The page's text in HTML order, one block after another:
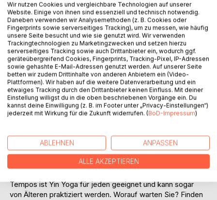
BESCHREIBUNG
Das vorliegende Buch widmet sich ganz dem Thema ,,Yin
Yoga''. Es richtet sich insbesondere an Yoga-Anfänger, die
sich für diesen passiven Stil interessieren und vorhaben,
sich darin auszuprobieren. Unter anderem wollen wir uns
mit dem Ursprung dieser besonders intensiven,
Sanfte, Passive verkörpert. Außerdem wollen wir uns mit
der Geschichte des Yin Yogas befassen. Paul Grilley gilt als
der Begründer des Yoga-Stils und Sarah Powers
Tempos ist Yin Yoga für jeden geeignet und kann sogar
von Älteren praktiziert werden. Worauf warten Sie? Finden
Wir nutzen Cookies und vergleichbare Technologien auf unserer
Website. Einige von ihnen sind essenziell und technisch notwendig.
Daneben verwenden wir Analysemethoden (z. B. Cookies oder
Fingerprints sowie serverseitiges Tracking), um zu messen, wie häufig
unsere Seite besucht und wie sie genutzt wird. Wir verwenden
Trackingtechnologien zu Marketingzwecken und setzen hierzu
serverseitiges Tracking sowie auch Drittanbieter ein, wodurch ggf.
geräteübergreifend Cookies, Fingerprints, Tracking-Pixel, IP-Adressen
sowie gehashte E-Mail-Adressen genutzt werden. Auf unserer Seite
betten wir zudem Drittinhalte von anderen Anbietern ein (Video-
Plattformen). Wir haben auf die weitere Datenverarbeitung und ein
etwaiges Tracking durch den Drittanbieter keinen Einfluss. Mit deiner
Einstellung willigst du in die oben beschriebenen Vorgänge ein. Du
kannst deine Einwilligung (z. B. im Footer unter „Privacy-Einstellungen“)
jederzeit mit Wirkung für die Zukunft widerrufen. (BoD-Impressum)
ABLEHNEN ANPASSEN
ALLE AKZEPTIEREN